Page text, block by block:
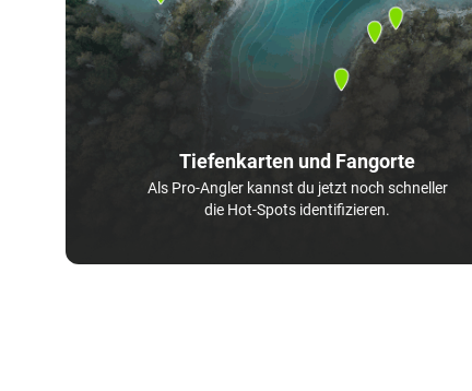
Tiefenkarten und Fangorte
Als Pro-Angler kannst du jetzt noch schneller
die Hot-Spots identifizieren.